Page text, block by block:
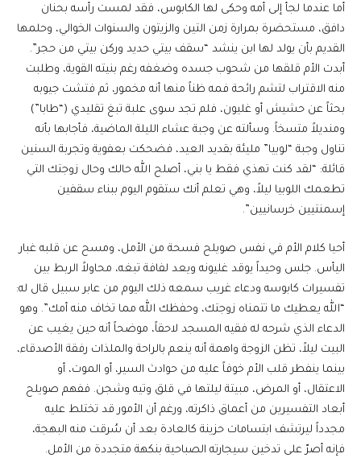
​أما عندما لجأ إلى أمه وحكى لها الكابوس، فقد لمست رأسه بحنان
دافق، مستحضرة بمرارة زمن التين والزيتون والسنوات الخوالي، وحلمها
القديم بأن يولد لها ابن ينشد “سقف بيتي حديد وركن بيتي من حجر”.
أبدت الأم قلقها من شحوب جسده وضغفه رغم بنيته القوية، وطلبت
منه الاقتراب لتشم رائحة فمه ظناً منها أنه مخمور، ثم فتشت جيوبه
بحثاً عن حشيش أو غليون، فلم تجد سوى علبة تبغ تقليدي (“طابا”)
ومنديلاً متسخاً. وسألته عن وجبة عشاء الليلة الماضية، فأجابها بأنه
تناول وجبة “لوبيا” مليئة بقديد العيد، فضحكت بعفوية وتجربة السنين
قائلة: “لقد كنت تهذي فقط يا بني، أصلح الله حالك وحال زوجتك التي
تطعمك اللوبيا ليلاً، وهي تعلم أنك ستقوم اليوم ببناء سقفين
إسمنتيين خرسانيين”.
​أحيا كلام الأم في نفس صويلح فسحة من الأمل، ومسح عن قلبه غبار
اليأس. جلس وحيداً يوقد غليونه ويعد لفافة تبغه، محاولاً الربط بين
تفسيرات كابوسه ودعاء غريب سمعه ذلك اليوم من عابر سبيل قال له:
“الله يعطيك ما تتمناه زوجتك، وحفظك الله مما تخاف منه أمك”. وهو
الدعاء الذي شرحه له فقيه المسجد لاحقاً، موضحاً أنه حين يغيب عن
البيت ليلاً، تظن الزوجة واهمة أنه ينعم بالراحة والملذات رفقة الأصدقاء،
بينما ينفطر قلب الأم خوفاً عليه من حوادث السير، أو الموت، أو
الاعتقال، أو المرض، مبيتة ليلتها في قلق وتيه وشجن. ففهم صويلح
أبعاد التفسيرين من أعماق ذاكرته، ورغم أن الأمور قد تختلط عليه
مجدداً ليرتشف ابتسامات حزينة كالعادة بعد أن سُرقت منه البهجة،
فإنه أصرّ على تدخين سيجارته الصباحية بنكهة متجددة من الأمل.